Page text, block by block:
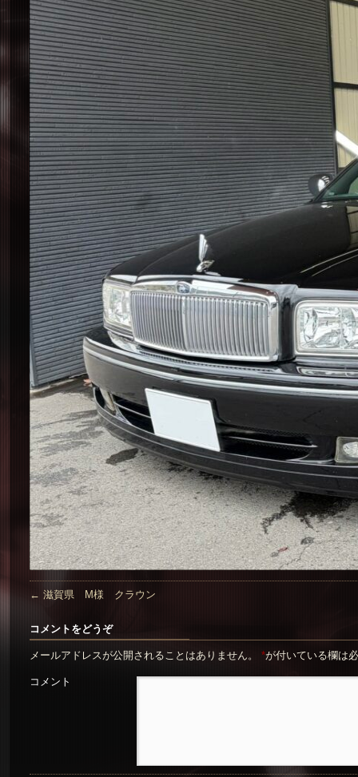
← 滋賀県 M様 クラウン
コメントをどうぞ
メールアドレスが公開されることはありません。 *が付いている欄は
コメント